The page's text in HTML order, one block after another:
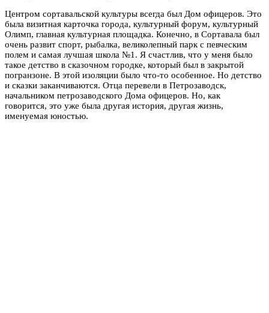
Центром сортавальской культуры всегда был Дом офицеров. Это
была визитная карточка города, культурный форум, культурный
Олимп, главная культурная площадка. Конечно, в Сортавала был
очень развит спорт, рыбалка, великолепный парк с певческим
полем и самая лучшая школа №1. Я счастлив, что у меня было
такое детство в сказочном городке, который был в закрытой
погранзоне. В этой изоляции было что-то особенное. Но детство
и сказки заканчиваются. Отца перевели в Петрозаводск,
начальником петрозаводского Дома офицеров. Но, как
говорится, это уже была другая история, другая жизнь,
именуемая юностью.